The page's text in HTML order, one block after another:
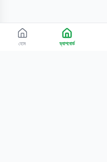
হোম ড্যাশবোর্ড